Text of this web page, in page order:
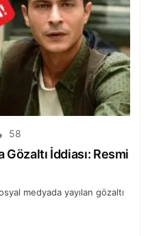
58
Gözaltı İddiası: Resmi
medyada yayılan gözaltı